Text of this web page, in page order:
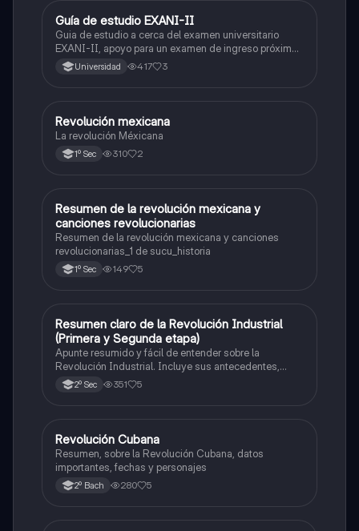
Historia
Guía de estudio EXANI-II
Guia de estudio a cerca del examen universitario
EXANI-II, apoyo para un examen de ingreso próximo
2026.Universidad 417 3
Historia
Revolución mexicana
La revolución Méxicana
1º Sec 310 2
Historia
Resumen de la revolución mexicana y
canciones revolucionarias
Resumen de la revolución mexicana y canciones
revolucionarias_1 de sucu_historia
1º Sec 149 5
Historia
Resumen claro de la Revolución Industrial
(Primera y Segunda etapa)
Apunte resumido y fácil de entender sobre la
Revolución Industrial. Incluye sus antecedentes,
inventos clave, y las diferencias entre la Primera y la
Segunda Revolución Industrial. Ideal para estudiar
2º Sec 351 5
Historia
Revolución Cubana
Resumen, sobre la Revolución Cubana, datos
importantes, fechas y personajes
2º Bach 280 5